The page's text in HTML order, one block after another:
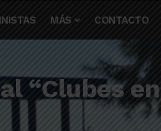
MÁS CONTACTO
“Clubes en